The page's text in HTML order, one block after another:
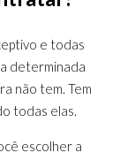
e todas
determinada
não tem. Tem
todas elas.
escolher a